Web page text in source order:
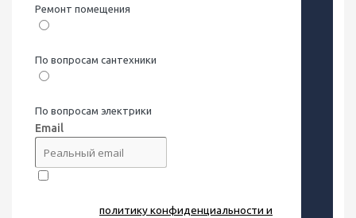
Ремонт помещения
По вопросам сантехники
По вопросам электрики
Email
Я принимаюполитику конфиденциальности и